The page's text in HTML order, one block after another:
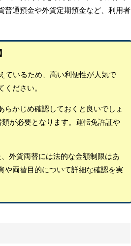
普通預金や外貨定期預金など、利用者
ているため、高い利便性が人気で
ださい。
かじめ確認しておくと良いでしょ
が必要となります。運転免許証や
外貨両替には法的な金額制限はあ
や両替目的について詳細な確認を実